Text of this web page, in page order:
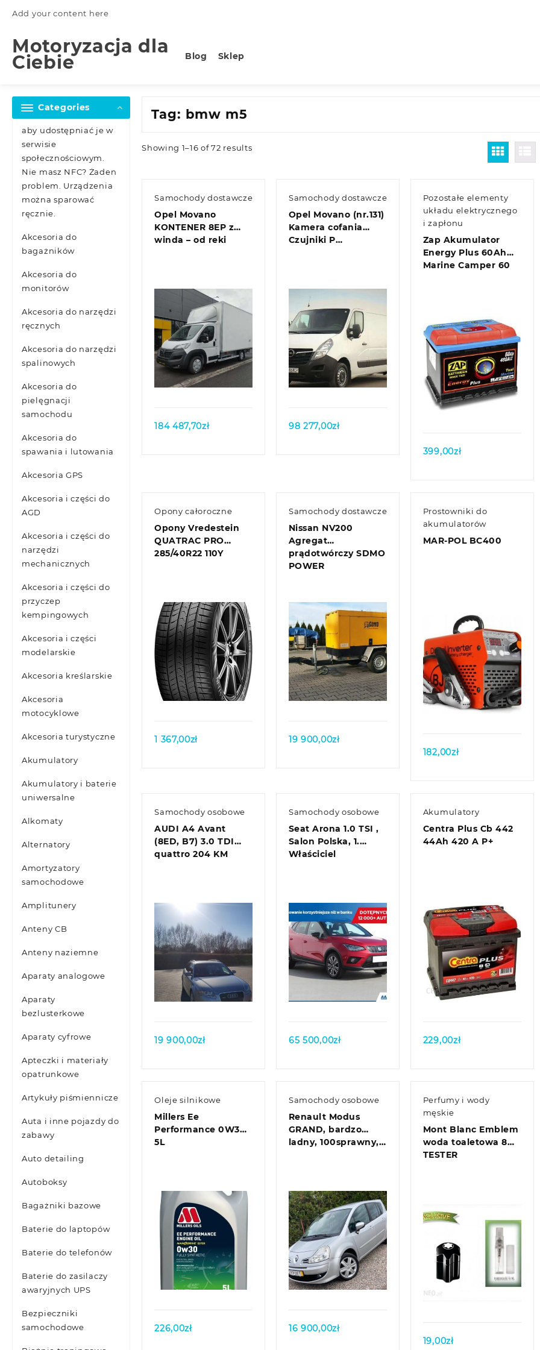
Add your content here
Motoryzacja dla
Ciebie Blog Sklep
Categories
aby udostępniać je w
serwisie
społecznościowym.
Nie masz NFC? Żaden
problem. Urządzenia
można sparować
ręcznie.
Akcesoria do
bagażników
Akcesoria do
monitorów
Akcesoria do narzędzi
ręcznych
Akcesoria do narzędzi
spalinowych
Akcesoria do
pielęgnacji
samochodu
Akcesoria do
spawania i lutowania
Akcesoria GPS
Akcesoria i części do
AGD
Akcesoria i części do
narzędzi
mechanicznych
Akcesoria i części do
przyczep
kempingowych
Akcesoria i części
modelarskie
Akcesoria kreślarskie
Akcesoria
motocyklowe
Akcesoria turystyczne
Akumulatory
Akumulatory i baterie
uniwersalne
Alkomaty
Alternatory
Amortyzatory
samochodowe
Amplitunery
Anteny CB
Anteny naziemne
Aparaty analogowe
Aparaty
bezlusterkowe
Aparaty cyfrowe
Apteczki i materiały
opatrunkowe
Artykuły piśmiennicze
Auta i inne pojazdy do
zabawy
Auto detailing
Autoboksy
Bagażniki bazowe
Baterie do laptopów
Baterie do telefonów
Baterie do zasilaczy
awaryjnych UPS
Bezpieczniki
samochodowe
Tag: bmw m5
Showing 1–16 of 72 results
Samochody dostawcze
Opel Movano
KONTENER 8EP z
winda – od reki
Quick view
184 487,70zł
Samochody dostawcze
Opel Movano (nr.131)
Kamera cofania
Czujniki P…
Quick view
98 277,00zł
Pozostałe elementy
układu elektrycznego
i zapłonu
Zap Akumulator
Energy Plus 60Ah
Marine Camper 60
Quick view
399,00zł
Opony całoroczne
Opony Vredestein
QUATRAC PRO
285/40R22 110Y
Quick view
1 367,00zł
Samochody dostawcze
Nissan NV200
Agregat
prądotwórczy SDMO
POWER
Quick view
19 900,00zł
Prostowniki do
akumulatorów
MAR-POL BC400
Quick view
182,00zł
Samochody osobowe
AUDI A4 Avant
(8ED, B7) 3.0 TDI
quattro 204 KM
Quick view
19 900,00zł
Samochody osobowe
Seat Arona 1.0 TSI ,
Salon Polska, 1.
Właściciel
65 500,00zł
Akumulatory
Centra Plus Cb 442
44Ah 420 A P+
Quick view
229,00zł
Oleje silnikowe
Millers Ee
Performance 0W30
5L
Quick view
226,00zł
Samochody osobowe
Renault Modus
GRAND, bardzo
ladny, 100sprawny,…
Quick view
16 900,00zł
Perfumy i wody
męskie
Mont Blanc Emblem
woda toaletowa 8ml
TESTER
Quick view
19,00zł